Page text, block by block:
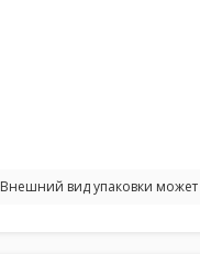
Внешний вид упаковки